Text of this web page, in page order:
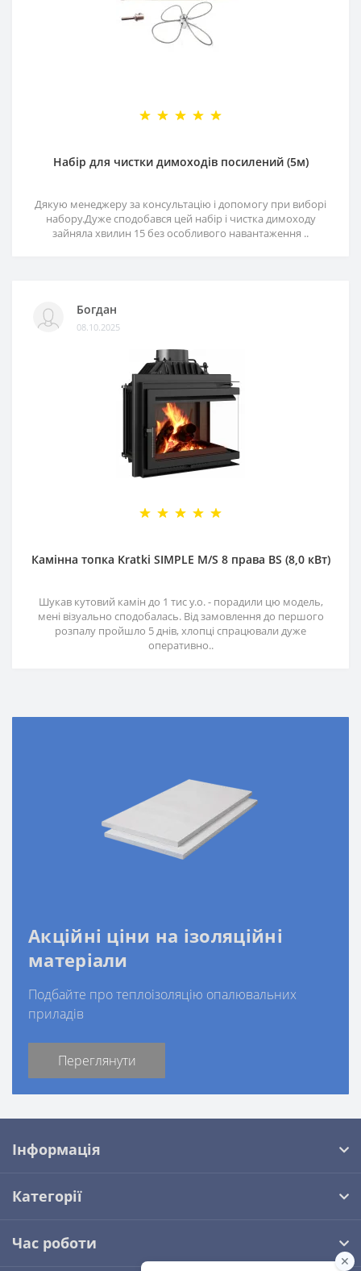
Набір для чистки димоходів посилений (5м)
Дякую менеджеру за консультацію і допомогу при виборі
набору.Дуже сподобався цей набір і чистка димоходу
зайняла хвилин 15 без особливого навантаження ..
Богдан
08.10.2025
Камінна топка Kratki SIMPLE M/S 8 права BS (8,0 кВт)
Шукав кутовий камін до 1 тис у.о. - порадили цю модель,
мені візуально сподобалась. Від замовлення до першого
розпалу пройшло 5 днів, хлопці спрацювали дуже
оперативно..
Акційні ціни на ізоляційні
матеріали
Подбайте про теплоізоляцію опалювальних
приладів
Переглянути
Інформація
Категорії
Час роботи